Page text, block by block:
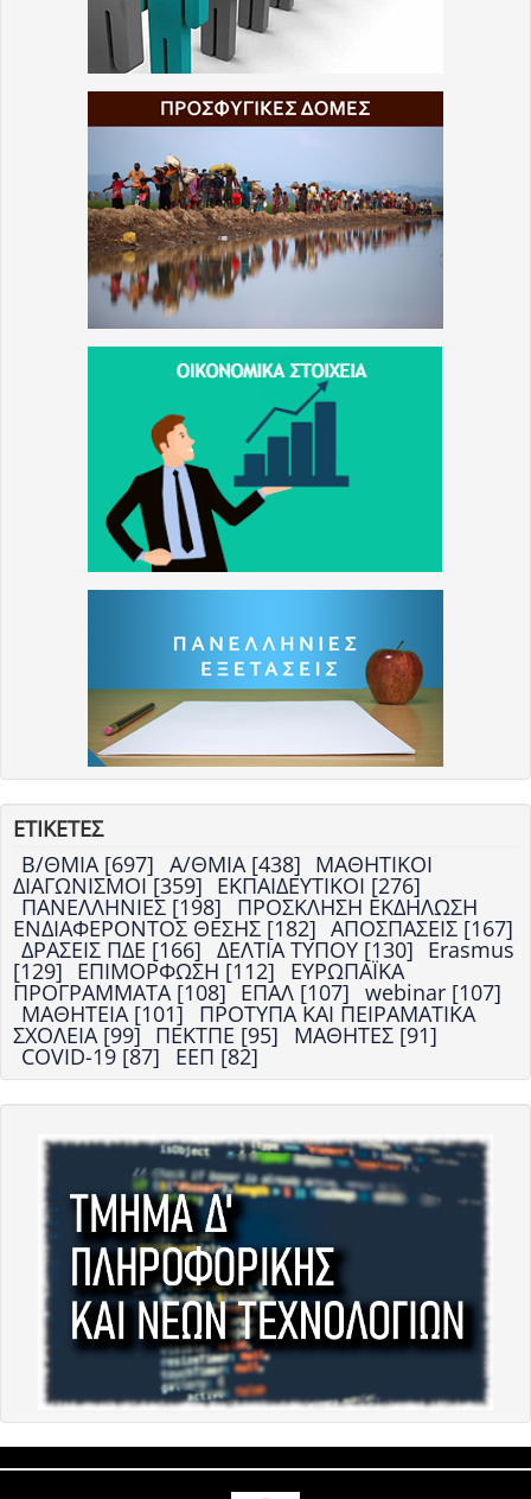
ΕΤΙΚΕΤΕΣ
Β/ΘΜΙΑ [697] Α/ΘΜΙΑ [438] ΜΑΘΗΤΙΚΟΙ
ΔΙΑΓΩΝΙΣΜΟΙ [359] ΕΚΠΑΙΔΕΥΤΙΚΟΙ [276]
ΠΑΝΕΛΛΗΝΙΕΣ [198] ΠΡΟΣΚΛΗΣΗ ΕΚΔΗΛΩΣΗ
ΕΝΔΙΑΦΕΡΟΝΤΟΣ ΘΕΣΗΣ [182] ΑΠΟΣΠΑΣΕΙΣ [167]
ΔΡΑΣΕΙΣ ΠΔΕ [166] ΔΕΛΤΙΑ ΤΥΠΟΥ [130] Erasmus
[129] ΕΠΙΜΟΡΦΩΣΗ [112] ΕΥΡΩΠΑΪΚΑ
ΠΡΟΓΡΑΜΜΑΤΑ [108] ΕΠΑΛ [107] webinar [107]
ΜΑΘΗΤΕΙΑ [101] ΠΡΟΤΥΠΑ ΚΑΙ ΠΕΙΡΑΜΑΤΙΚΑ
ΣΧΟΛΕΙΑ [99] ΠΕΚΤΠΕ [95] ΜΑΘΗΤΕΣ [91]
COVID-19 [87] ΕΕΠ [82]